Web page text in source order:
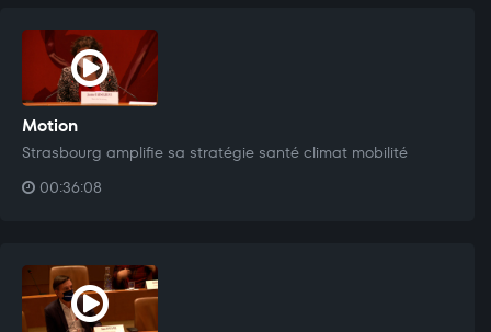
Motion
Strasbourg amplifie sa stratégie santé climat mobilité
00:36:08